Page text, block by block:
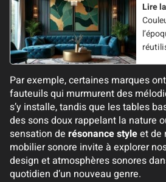
Lire
Par exemple, certaines marques
fauteuils qui murmurent des
s’y installe, tandis que les tables
des sons doux rappelant la nature
sensation de résonance styleet de
mobilier sonore invite à explorer
design et atmosphères sonores
quotidien d’un nouveau genre.